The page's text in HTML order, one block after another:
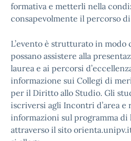
formativa e metterli nella
consapevolmente il percorso
L’evento è strutturato in
possano assistere alla
laurea e ai percorsi
informazione sui Collegi di
per il Diritto allo Studio. Gli
iscriversi agli Incontri d’area
informazioni sul programma di
attraverso il sito